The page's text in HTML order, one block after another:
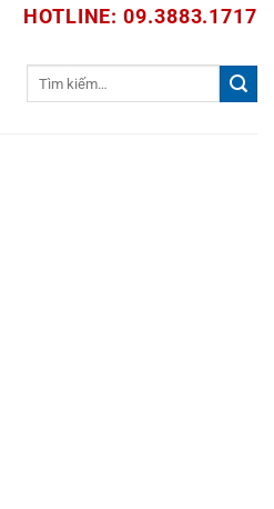
HOTLINE: 09.3883.1717